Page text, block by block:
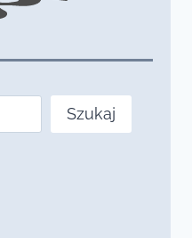
Szukaj